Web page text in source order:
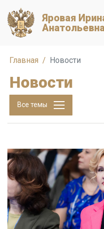
Яровая
Главная Новости
Новости
Все темы